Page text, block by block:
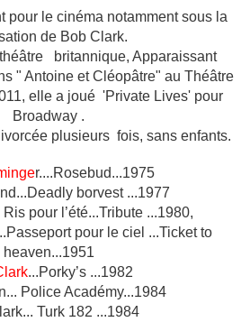
pour le cinéma notamment sous la
de Bob Clark.
britannique, Apparaissant
" Antoine et Cléopâtre" au Théâtre
elle a joué 'Private Lives' pour
Broadway .
plusieurs fois, sans enfants.
r....Rosebud...1975
borvest ...1977
pour l’été...Tribute ...1980,
pour le ciel ...Ticket to
heaven...1951
...Porky’s ...1982
Police Académy...1984
Turk 182 ...1984